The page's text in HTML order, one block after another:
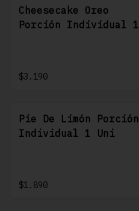
Cheesecake Oreo
Porción Individual 1
$3.190
Pie De Limón Porción
Individual 1 Uni
$1.890